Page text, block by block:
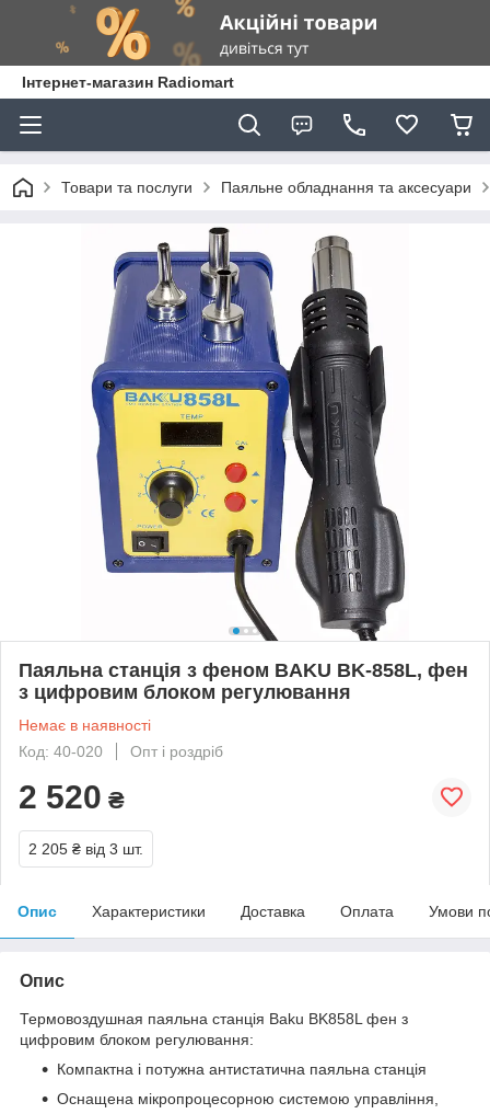
Інтернет-магазин Radiomart
Товари та послуги Паяльне обладнання та аксесуари
Паяльна станція з феном BAKU BK-858L, фен
з цифровим блоком регулювання
Немає в наявності
Код: 40-020
Опт і роздріб
2 520 ₴
2 205 ₴ від 3 шт.
Опис Характеристики Доставка Оплата Умови
Опис
Термовоздушная паяльна станція Baku BK858L фен з
цифровим блоком регулювання:
Компактна і потужна антистатична паяльна станція
Оснащена мікропроцесорною системою управління,